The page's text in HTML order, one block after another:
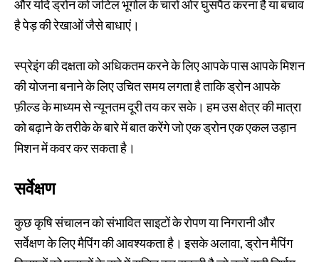
और यदि ड्रोन को जटिल भूगोल के चारों ओर घुसपैठ करना है या बचाव
है पेड़ की रेखाओं जैसे बाधाएं।
स्प्रेइंग की दक्षता को अधिकतम करने के लिए आपके पास आपके मिशन
की योजना बनाने के लिए उचित समय लगता है ताकि ड्रोन आपके
फ़ील्ड के माध्यम से न्यूनतम दूरी तय कर सके। हम उस क्षेत्र की मात्रा
को बढ़ाने के तरीके के बारे में बात करेंगे जो एक ड्रोन एक एकल उड़ान
मिशन में कवर कर सकता है।
सर्वेक्षण
कुछ कृषि संचालन को संभावित साइटों के रोपण या निगरानी और
सर्वेक्षण के लिए मैपिंग की आवश्यकता है। इसके अलावा, ड्रोन मैपिंग